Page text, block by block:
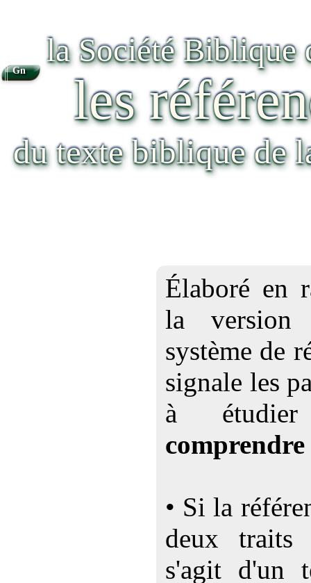
la Société Biblique
les
du texte biblique de
Élaboré en
la version
système de
signale les
à
comprendre
• Si la
deux
s'agit d'un
Gn